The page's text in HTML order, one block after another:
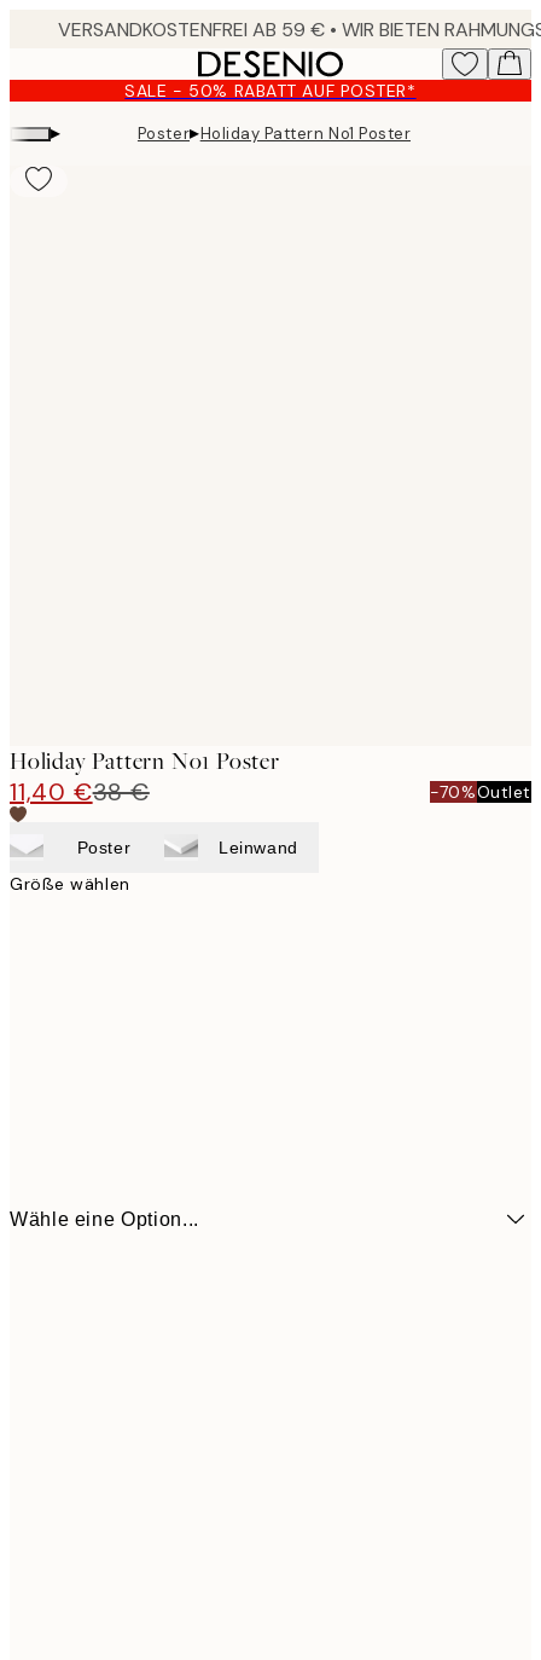
content.
SALE - 50% RABATT AUF POSTER*
▸ Poster▸Holiday Pattern No1 Poster
Holiday Pattern No1 Poster
11,40 €38 € -70%Outlet
Poster Leinwand
Größe wählen
Wähle eine Option...